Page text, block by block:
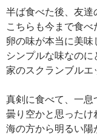
半ば食べた後、友達
こちらも今まで食べ
卵の味が本当に美味
シンプルな味なのに
家のスクランブルエ
真剣に食べて、一息
曇り空かと思ったけ
海の方から明るい陽